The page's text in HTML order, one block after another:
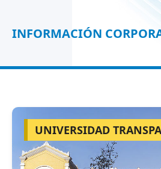
INFORMACIÓN
UNIVERSIDAD